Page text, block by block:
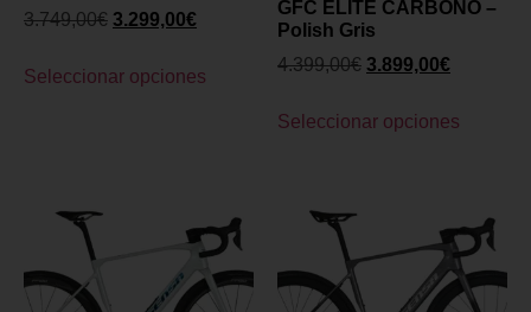
3.749,00€ 3.299,00€
Seleccionar opciones
GFC ELITE CARBONO –
Polish Gris
4.399,00€ 3.899,00€
Seleccionar opciones